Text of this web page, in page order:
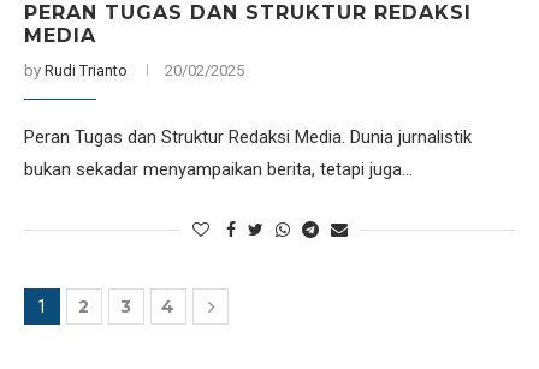
PERAN TUGAS DAN STRUKTUR REDAKSI
MEDIA
by Rudi Trianto 20/02/2025
Peran Tugas dan Struktur Redaksi Media. Dunia jurnalistik
bukan sekadar menyampaikan berita, tetapi juga…
1 2 3 4